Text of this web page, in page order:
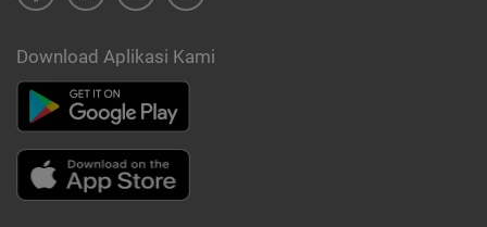
Download Aplikasi Kami